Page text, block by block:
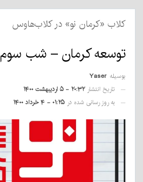
کلاب «کرمان نو» در کلاب‌هاوس
توسعه کرمان – شب سوم
بوسیله Yaser
تاریخ انتشار ۲۰:۳۲ - ۵ اردیبهشت ۱۴۰۰
به روز رسانی شده در ۰۱:۲۵ - ۴ خرداد ۱۴۰۰